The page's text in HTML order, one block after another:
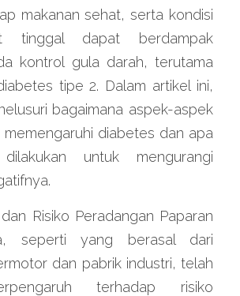
makanan sehat, serta kondisi
tinggal dapat berdampak
kontrol gula darah, terutama
tipe 2. Dalam artikel ini,
bagaimana aspek-aspek
memengaruhi diabetes dan apa
untuk mengurangi
Risiko Peradangan Paparan
seperti yang berasal dari
dan pabrik industri, telah
terhadap risiko